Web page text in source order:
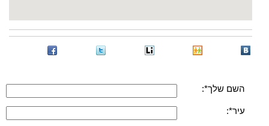
השם שלך*:
עיר*: